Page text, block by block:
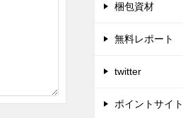
梱包資材
無料レポート
twitter
ポイントサイト